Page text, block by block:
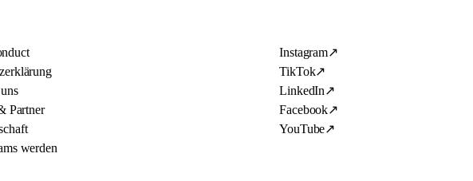
Partner
werden
Instagram↗
TikTok↗
LinkedIn↗
Facebook↗
YouTube↗